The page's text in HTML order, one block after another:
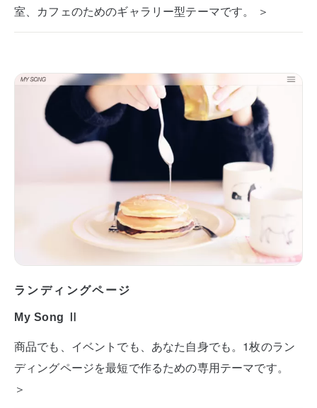
室、カフェのためのギャラリー型テーマです。 ＞
ランディングページ
My Song Ⅱ
商品でも、イベントでも、あなた自身でも。1枚のラン
ディングページを最短で作るための専用テーマです。
＞